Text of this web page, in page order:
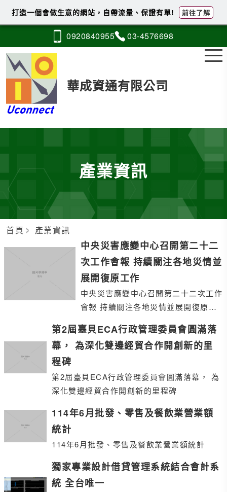
0920840955 03-4576698
華成資通有限公司
產業資訊
首頁 產業資訊
中央災害應變中心召開第二十二
次工作會報 持續關注各地災情並
展開復原工作
中央災害應變中心召開第二十二次工作
會報 持續關注各地災情並展開復原工
第2屆臺貝ECA行政管理委員會圓滿落
幕， 為深化雙邊經貿合作開創新的里
程碑
第2屆臺貝ECA行政管理委員會圓滿落幕， 為
深化雙邊經貿合作開創新的里程碑
114年6月批發、零售及餐飲業營業額
統計
114年6月批發、零售及餐飲業營業額統計
獨家專業設計借貸管理系統結合會計系
統 全台唯一
打造一個會做生意的網站，自帶流量、保證有單! 前往了解